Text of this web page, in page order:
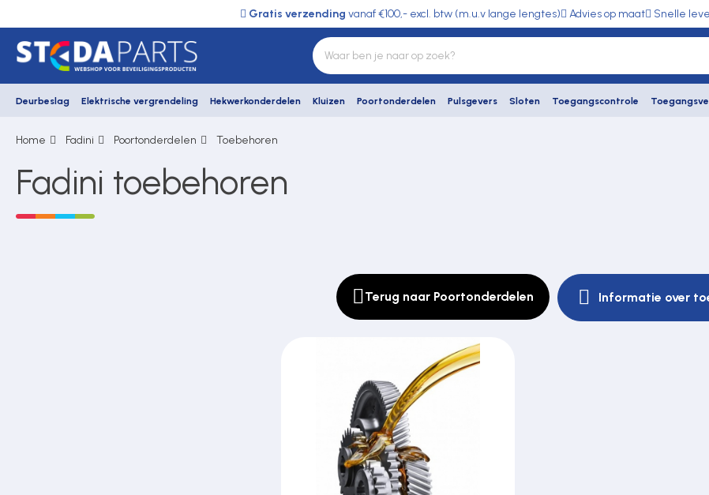
Gratis verzending vanaf €100,- excl. btw (m.u.v lange lengtes) Advies op maat Snelle
Deurbeslag Elektrische vergrendeling Hekwerkonderdelen Kluizen Poortonderdelen Pulsgevers Sloten Toegangscontrole
Deurbeslag
Home Fadini Poortonderdelen Toebehoren
Fadini toebehoren
Terug naar Poortonderdelen Informatie over